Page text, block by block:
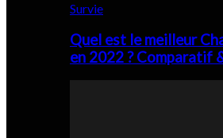
Survie
Quel est le meilleur
en 2022 ? Comparatif